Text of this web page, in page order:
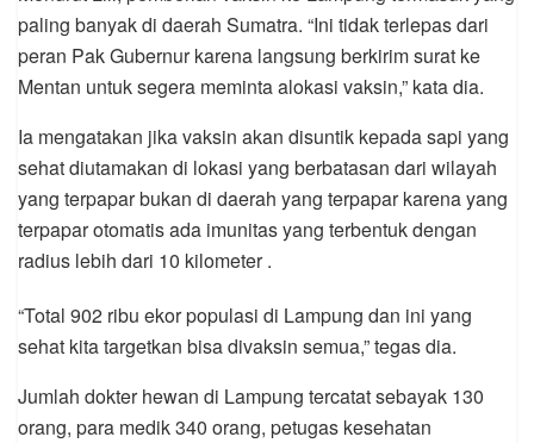
paling banyak di daerah Sumatra. “Ini tidak terlepas dari
peran Pak Gubernur karena langsung berkirim surat ke
Mentan untuk segera meminta alokasi vaksin,” kata dia.
Ia mengatakan jika vaksin akan disuntik kepada sapi yang
sehat diutamakan di lokasi yang berbatasan dari wilayah
yang terpapar bukan di daerah yang terpapar karena yang
terpapar otomatis ada imunitas yang terbentuk dengan
radius lebih dari 10 kilometer .
“Total 902 ribu ekor populasi di Lampung dan ini yang
sehat kita targetkan bisa divaksin semua,” tegas dia.
Jumlah dokter hewan di Lampung tercatat sebayak 130
orang, para medik 340 orang, petugas kesehatan